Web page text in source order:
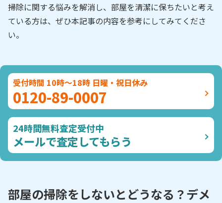
掃除に関する悩みを解消し、部屋を清潔に保ちたいと考え
ている方は、ぜひ本記事の内容を参考にしてみてくださ
い。
受付時間 10時～18時 日曜・祝日休み
0120-89-0007
24時間無料査定受付中
メールで査定してもらう
部屋の掃除をしないとどうなる？デメ